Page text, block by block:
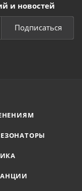
и новостей
Подписаться